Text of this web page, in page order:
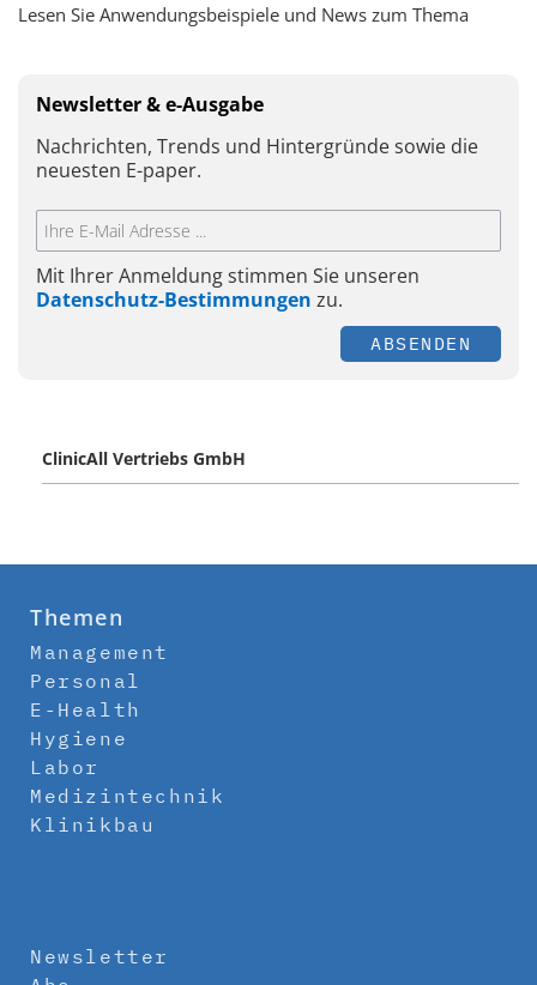
Lesen Sie Anwendungsbeispiele und News zum Thema
Newsletter & e-Ausgabe
Nachrichten, Trends und Hintergründe sowie die
neuesten E-paper.
Mit Ihrer Anmeldung stimmen Sie unseren
Datenschutz-Bestimmungen zu.
ABSENDEN
ClinicAll Vertriebs GmbH
Themen
Management
Personal
E-Health
Hygiene
Labor
Medizintechnik
Klinikbau
Newsletter